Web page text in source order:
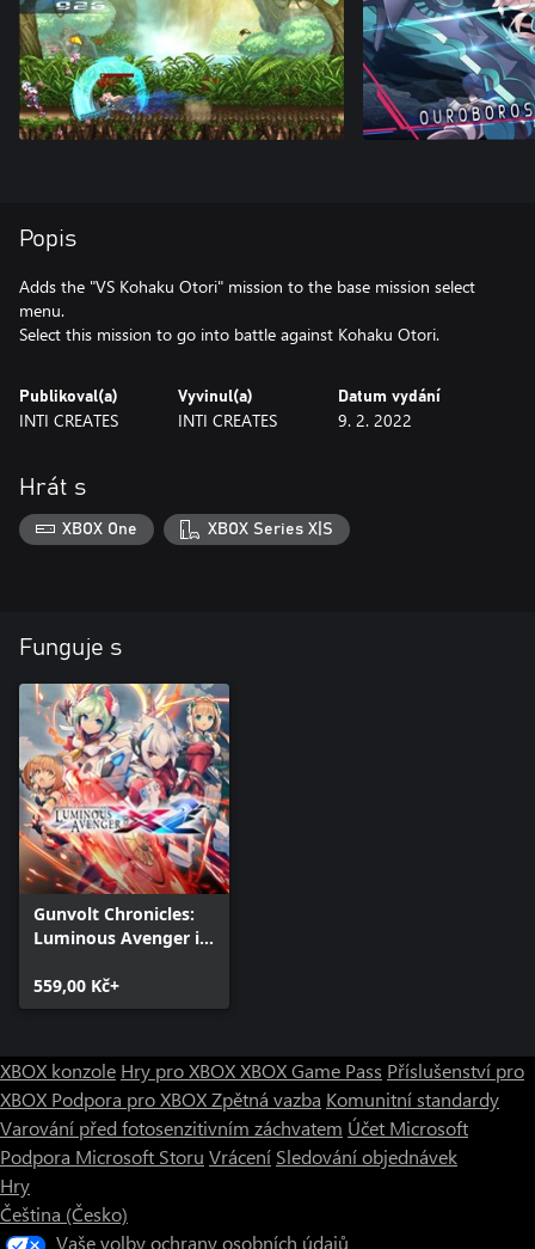
Popis
Adds the "VS Kohaku Otori" mission to the base mission select
menu.
Select this mission to go into battle against Kohaku Otori.
Publikoval(a)
INTI CREATES
Vyvinul(a)
INTI CREATES
Datum vydání
9. 2. 2022
Hrát s
XBOX One XBOX Series X|S
Funguje s
Gunvolt Chronicles:
Luminous Avenger iX
559,00 Kč+
XBOX konzole Hry pro XBOXXBOX Game Pass Příslušenství pro
XBOX Podpora pro XBOXZpětná vazba Komunitní standardy
Varování před fotosenzitivním záchvatem Účet Microsoft
Podpora Microsoft Storu Vrácení Sledování objednávek
Hry
Čeština (Česko)
Vaše volby ochrany osobních údajů